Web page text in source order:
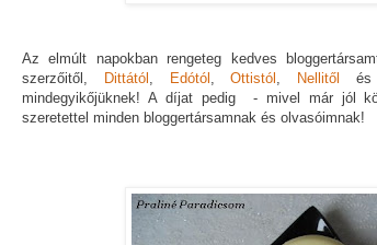
Az elmúlt napokban rengeteg kedves
szerzőitől,
Dittától , Edótól ,Ottistól , Nellitől
mindegyikőjüknek! A díjat pedig - mivel már jól
szeretettel minden bloggertársamnak és olvasóimnak!